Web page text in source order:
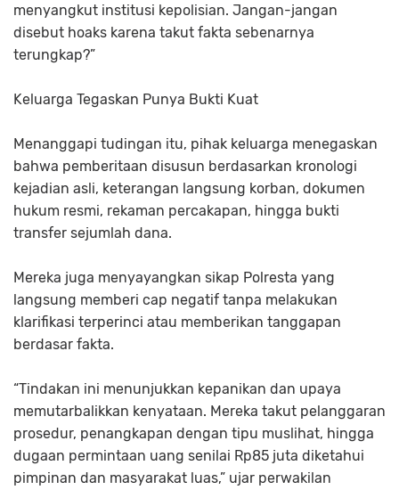
menyangkut institusi kepolisian. Jangan-jangan
disebut hoaks karena takut fakta sebenarnya
terungkap?”
Keluarga Tegaskan Punya Bukti Kuat
Menanggapi tudingan itu, pihak keluarga menegaskan
bahwa pemberitaan disusun berdasarkan kronologi
kejadian asli, keterangan langsung korban, dokumen
hukum resmi, rekaman percakapan, hingga bukti
transfer sejumlah dana.
Mereka juga menyayangkan sikap Polresta yang
langsung memberi cap negatif tanpa melakukan
klarifikasi terperinci atau memberikan tanggapan
berdasar fakta.
“Tindakan ini menunjukkan kepanikan dan upaya
memutarbalikkan kenyataan. Mereka takut pelanggaran
prosedur, penangkapan dengan tipu muslihat, hingga
dugaan permintaan uang senilai Rp85 juta diketahui
pimpinan dan masyarakat luas,” ujar perwakilan